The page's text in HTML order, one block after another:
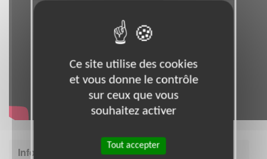
Informations complémentaires
Ce site utilise des cookies
et vous donne le contrôle
sur ceux que vous
souhaitez activer
Tout accepter